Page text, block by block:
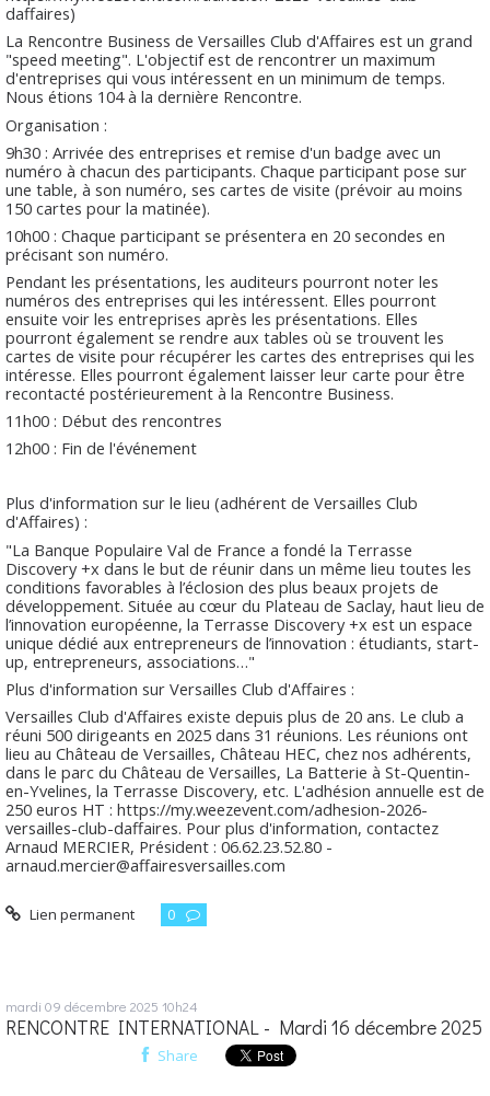
daffaires)
La Rencontre Business de Versailles Club d'Affaires est un grand
"speed meeting". L'objectif est de rencontrer un maximum
d'entreprises qui vous intéressent en un minimum de temps.
Nous étions 104 à la dernière Rencontre.
Organisation :
9h30 : Arrivée des entreprises et remise d'un badge avec un
numéro à chacun des participants. Chaque participant pose sur
une table, à son numéro, ses cartes de visite (prévoir au moins
150 cartes pour la matinée).
10h00 : Chaque participant se présentera en 20 secondes en
précisant son numéro.
Pendant les présentations, les auditeurs pourront noter les
numéros des entreprises qui les intéressent. Elles pourront
ensuite voir les entreprises après les présentations. Elles
pourront également se rendre aux tables où se trouvent les
cartes de visite pour récupérer les cartes des entreprises qui les
intéresse. Elles pourront également laisser leur carte pour être
recontacté postérieurement à la Rencontre Business.
11h00 : Début des rencontres
12h00 : Fin de l'événement
Plus d'information sur le lieu (adhérent de Versailles Club
d'Affaires) :
"La Banque Populaire Val de France a fondé la Terrasse
Discovery +x dans le but de réunir dans un même lieu toutes les
conditions favorables à l’éclosion des plus beaux projets de
développement. Située au cœur du Plateau de Saclay, haut lieu de
l’innovation européenne, la Terrasse Discovery +x est un espace
unique dédié aux entrepreneurs de l’innovation : étudiants, start-
up, entrepreneurs, associations…"
Plus d'information sur Versailles Club d'Affaires :
Versailles Club d'Affaires existe depuis plus de 20 ans. Le club a
réuni 500 dirigeants en 2025 dans 31 réunions. Les réunions ont
lieu au Château de Versailles, Château HEC, chez nos adhérents,
dans le parc du Château de Versailles, La Batterie à St-Quentin-
en-Yvelines, la Terrasse Discovery, etc. L'adhésion annuelle est de
250 euros HT : https://my.weezevent.com/adhesion-2026-
versailles-club-daffaires. Pour plus d'information, contactez
Arnaud MERCIER, Président : 06.62.23.52.80 -
arnaud.mercier@affairesversailles.com
Lien permanent 0
mardi 09 décembre 2025 10h24
RENCONTRE INTERNATIONAL - Mardi 16 décembre 2025
Share